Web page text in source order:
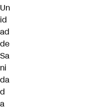
Un
id
ad
de
Sa
ni
da
d
a